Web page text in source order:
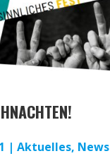
| Aktuelles, News